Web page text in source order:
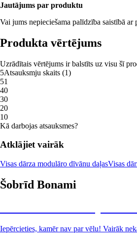
Jautājums par produktu
Vai jums nepieciešama palīdzība saistībā
Produkta vērtējums
Uzrādītais vērtējums ir balstīts uz visu šī
5Atsauksmju skaits (1)
51
40
30
20
10
Kā darbojas atsauksmes?
Atklājiet vairāk
Visas dārza modulāro dīvānu daļasVisas
Šobrīd Bonami
Iepērcieties, kamēr nav par vēlu! Vairāk